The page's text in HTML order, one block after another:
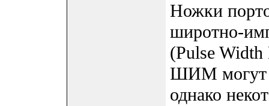
Ножки
широтно-
(Pulse
ШИМ могут
однако